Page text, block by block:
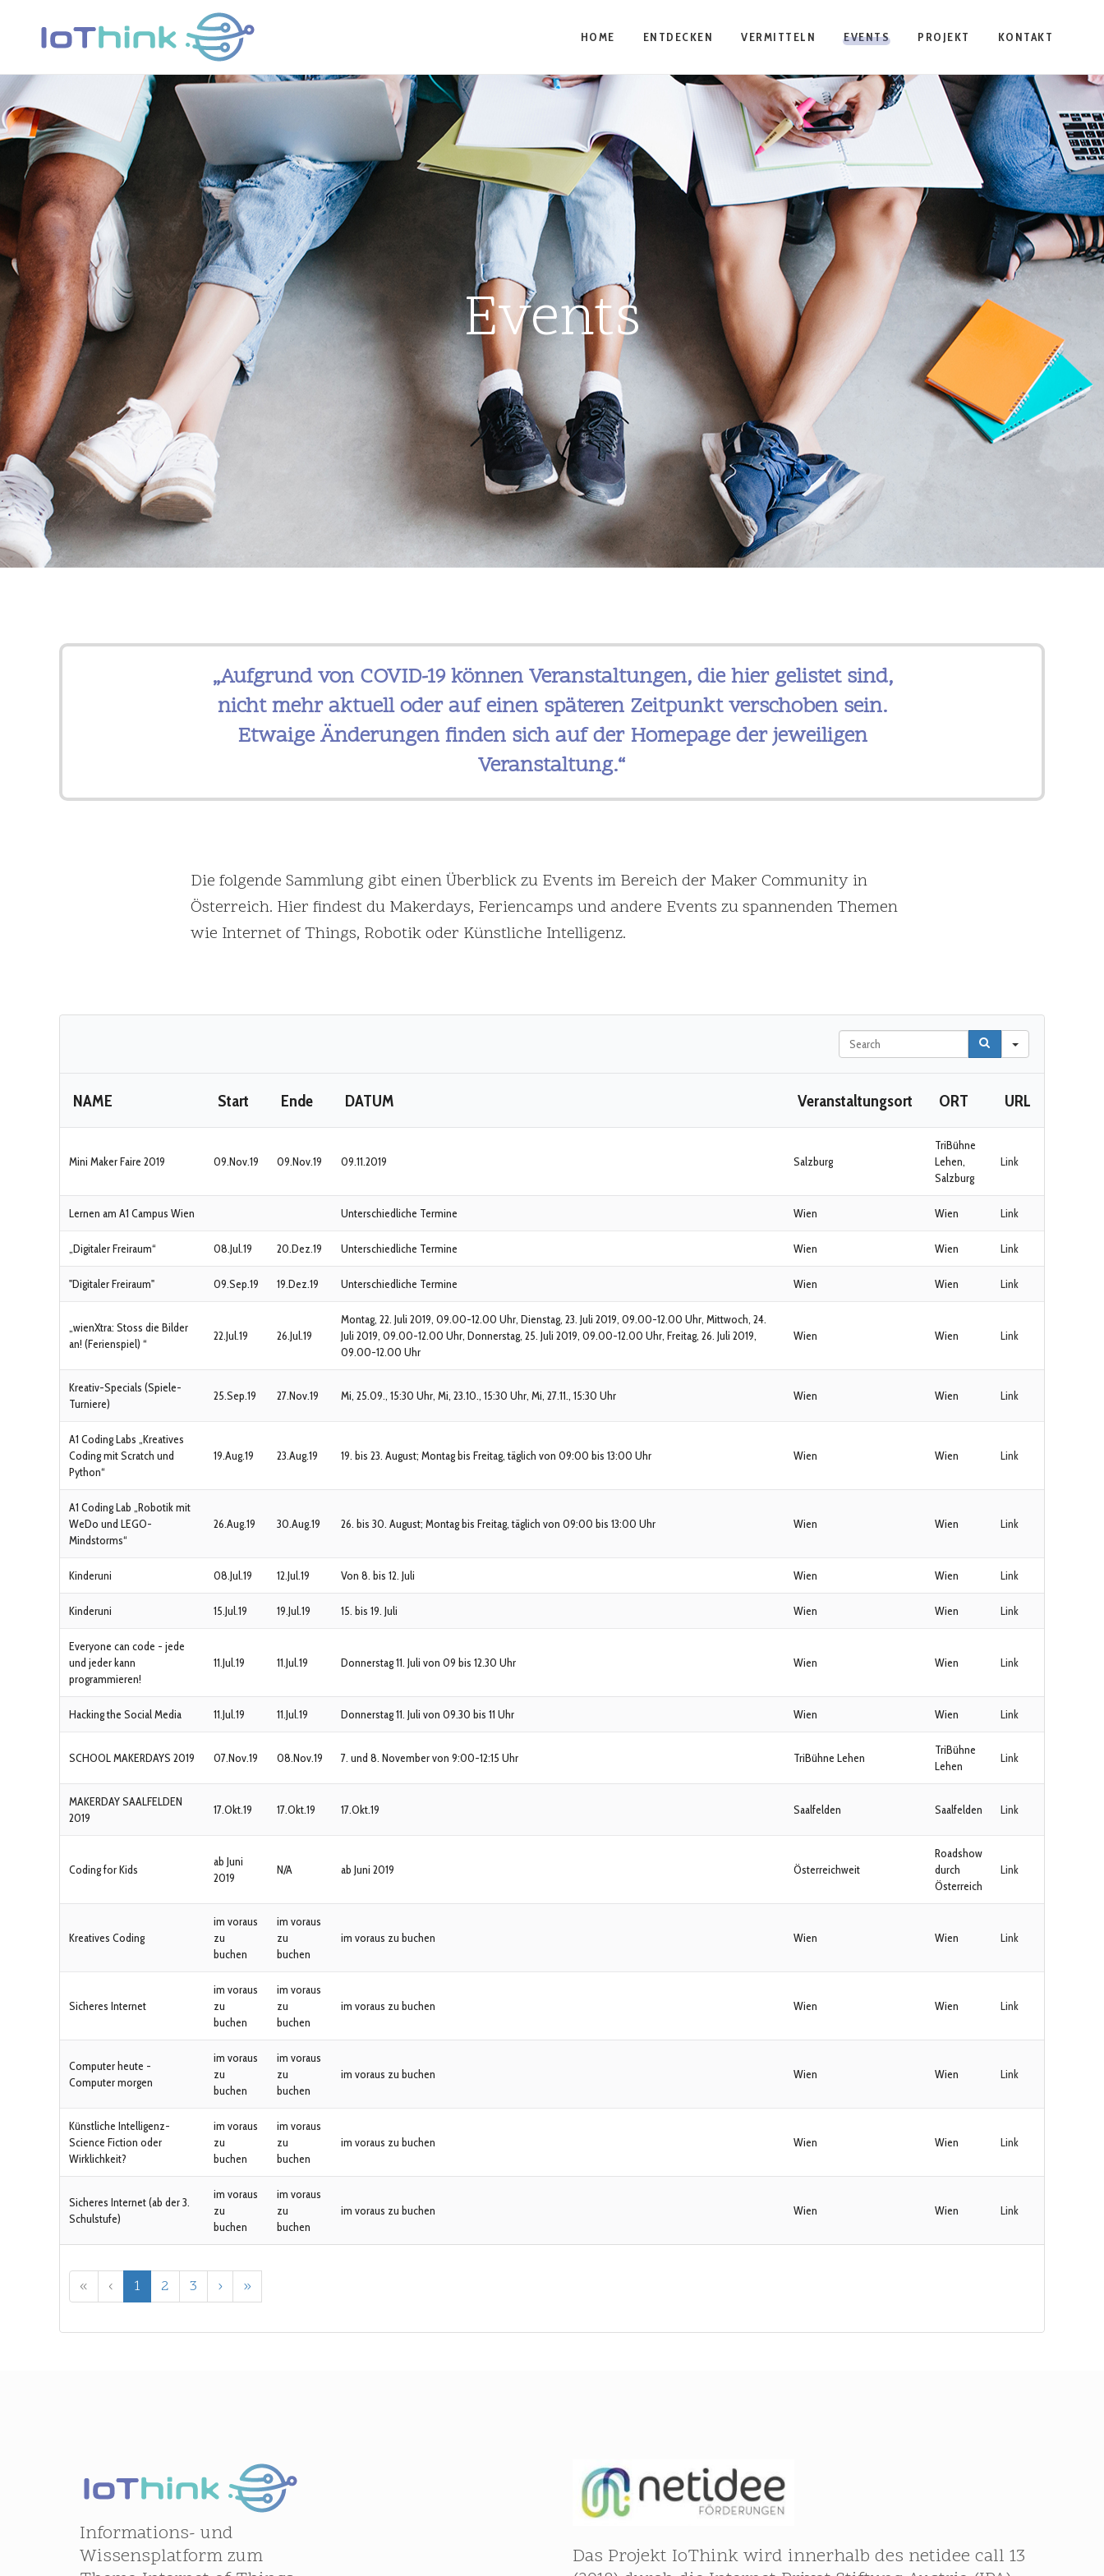
HOME ENTDECKEN VERMITTELN EVENTS PROJEKT KONTAKT
Events
„AufgrundvonCOVID-19 können Veranstaltungen, die hier gelistet sind,
nicht mehr aktuell oder auf einen späteren Zeitpunkt verschoben sein.
Etwaige Änderungen finden sich auf der Homepage der jeweiligen
Veranstaltung.“
Die folgende Sammlung gibt einen Überblick zu Events im Bereich der Maker Community in
Österreich. Hier findest du Makerdays, Feriencamps und andere Events zu spannenden Themen
wie Internet of Things, Robotik oder Künstliche Intelligenz.
Search
NAME Start Ende DATUM Veranstaltungsort ORT URL
« ‹ 1 2 3 › »
Mini Maker Faire 2019 09.Nov.19 09.Nov.19 09.11.2019 Salzburg
TriBühne
Lehen,
Salzburg
Link
Lernen am A1 Campus Wien Unterschiedliche Termine Wien Wien Link
„Digitaler Freiraum“ 08.Jul.19 20.Dez.19 Unterschiedliche Termine Wien Wien Link
"Digitaler Freiraum" 09.Sep.19 19.Dez.19 Unterschiedliche Termine Wien Wien Link
„wienXtra: Stoss die Bilder
an! (Ferienspiel) “
22.Jul.19 26.Jul.19
Montag, 22. Juli 2019, 09.00-12.00 Uhr, Dienstag, 23. Juli 2019, 09.00-12.00 Uhr, Mittwoch, 24.
Juli 2019, 09.00-12.00 Uhr, Donnerstag, 25. Juli 2019, 09.00-12.00 Uhr, Freitag, 26. Juli 2019,
09.00-12.00 Uhr
Wien Wien Link
Kreativ-Specials (Spiele-
Turniere)
25.Sep.19 27.Nov.19 Mi, 25.09., 15:30 Uhr, Mi, 23.10., 15:30 Uhr, Mi, 27.11., 15:30 Uhr Wien Wien Link
A1 Coding Labs „Kreatives
Coding mit Scratch und
Python“
19.Aug.19 23.Aug.19 19. bis 23. August; Montag bis Freitag, täglich von 09:00 bis 13:00 Uhr Wien Wien Link
A1 Coding Lab „Robotik mit
WeDo und LEGO-
Mindstorms“
26.Aug.19 30.Aug.19 26. bis 30. August; Montag bis Freitag, täglich von 09:00 bis 13:00 Uhr Wien Wien Link
Kinderuni 08.Jul.19 12.Jul.19 Von 8. bis 12. Juli Wien Wien Link
Kinderuni 15.Jul.19 19.Jul.19 15. bis 19. Juli Wien Wien Link
Everyone can code - jede
und jeder kann
programmieren!
11.Jul.19 11.Jul.19 Donnerstag 11. Juli von 09 bis 12.30 Uhr Wien Wien Link
Hacking the Social Media 11.Jul.19 11.Jul.19 Donnerstag 11. Juli von 09.30 bis 11 Uhr Wien Wien Link
SCHOOL MAKERDAYS 2019 07.Nov.19 08.Nov.19 7. und 8. November von 9:00-12:15 Uhr TriBühne Lehen
TriBühne
Lehen
Link
MAKERDAY SAALFELDEN
2019
17.Okt.19 17.Okt.19 17.Okt.19 Saalfelden Saalfelden Link
Coding for Kids
ab Juni
2019
N/A ab Juni 2019 Österreichweit
Roadshow
durch
Österreich
Link
Kreatives Coding
im voraus
zu
buchen
im voraus
zu
buchen
im voraus zu buchen Wien Wien Link
Sicheres Internet
im voraus
zu
buchen
im voraus
zu
buchen
im voraus zu buchen Wien Wien Link
Computer heute -
Computer morgen
im voraus
zu
buchen
im voraus
zu
buchen
im voraus zu buchen Wien Wien Link
Künstliche Intelligenz-
Science Fiction oder
Wirklichkeit?
im voraus
zu
buchen
im voraus
zu
buchen
im voraus zu buchen Wien Wien Link
Sicheres Internet (ab der 3.
Schulstufe)
im voraus
zu
buchen
im voraus
zu
buchen
im voraus zu buchen Wien Wien Link
Informations- und
Wissensplatform zum
Das Projekt IoThink wird innerhalb des netidee call 13